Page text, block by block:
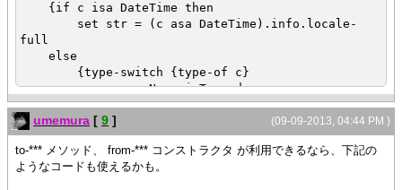
{if c isa DateTime then
set str = (c asa DateTime).info.locale-
full
else
{type-switch {type-of c}
case num:NumericType do
set str = c & ""
else
{for m in {({type-of c} asa
ClassType).get-members
filter =
(09-09-2013, 04:44 PM )
umemura [ 9 ]
to-*** メソッド、 from-*** コンストラクタ が利用できるなら、下記の
ようなコードも使えるかも。